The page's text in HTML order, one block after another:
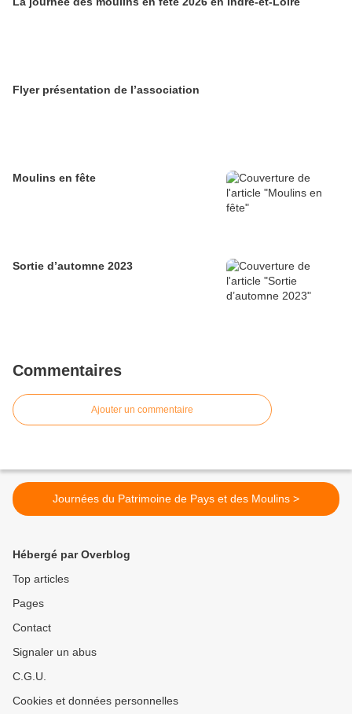
Flyer présentation de l’association
Moulins en fête
Sortie d’automne 2023
Commentaires
Ajouter un commentaire
Journées du Patrimoine de Pays et des Moulins >
Hébergé par Overblog
Top articles
Pages
Contact
Signaler un abus
C.G.U.
Cookies et données personnelles